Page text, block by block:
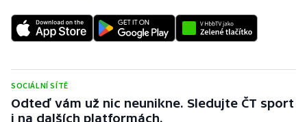
Short track
Stolní tenis
SOCIÁLNÍ SÍTĚ
Odteď vám už nic neunikne. Sledujte ČT sport
i na dalších platformách.